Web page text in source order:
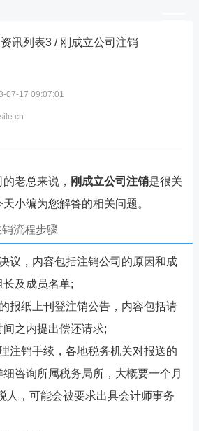
资讯列表3/ 刚成立公司注销
07-17 09:07:01
老总来说， 刚成立公司注销是很关
小编为您解答的相关问题。
流程步骤
议，内容包括注销公司的原因和成
及成员名单;
报纸上刊登注销公告，内容包括请
之内提出偿还请求;
注销手续，各地税务机关对报送的
咨询所属税务局所，大概要一个月
人，可能会被要求出具会计师事务